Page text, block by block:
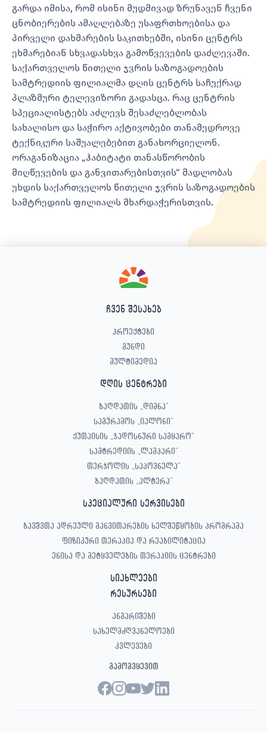
გარდა იმისა, რომ ისინი მუდმივად ზრუნავენ ჩვენი
ცნობიერების ამაღლებაზე უსაფრთხოებისა და
პირველი დახმარების საკითხებში, ისინი ცენტრს
ეხმარებიან სხვადასხვა გამოწვევების დაძლევაში.
საქართველოს წითელი ჯვრის საზოგადოების
სამტრედიის ფილიალმა დღის ცენტრს საჩუქრად
პლაზმური ტელევიზორი გადასცა. რაც ცენტრის
სპეციალისტებს აძლევს შესაძლებლობას
სახალისო და საჭირო აქტივობები თანამედროვე
ტექნიკური საშუალებებით განახორციელონ.
ორაგანიზაცია „ჰაბიტატი თანასწორობის
მიღწევების და განვითარებისთვის“ მადლობას
უხდის საქართველოს წითელი ჯვრის საზოგადოების
სამტრედიის ფილიალს მხარდაჭერისთვის.
ჩვენ შესახებ
პროექტები
გუნდი
მულტიმედია
დღის ცენტრები
ბაღდათის „დიმნა“
საგურამოს „იალონი“
ქუთაისის „ჯადოსნური სამყარო“
სამტრედიის „ლამპარი“
თერჯოლის „საპოვნელა“
ბაღდათის „ალტერა“
სპეციალური სერვისები
ბავშვთა ადრეული განვითარების ხელშეწყობის პროგრამა
ფიზიკური თერაპია და რეაბილიტაცია
ენისა და მეტყველების თერაპიის ცენტრები
სიახლეები
რესურსები
ანგარიშები
სახელმძღვანელოები
კვლევები
გამოგვყევით